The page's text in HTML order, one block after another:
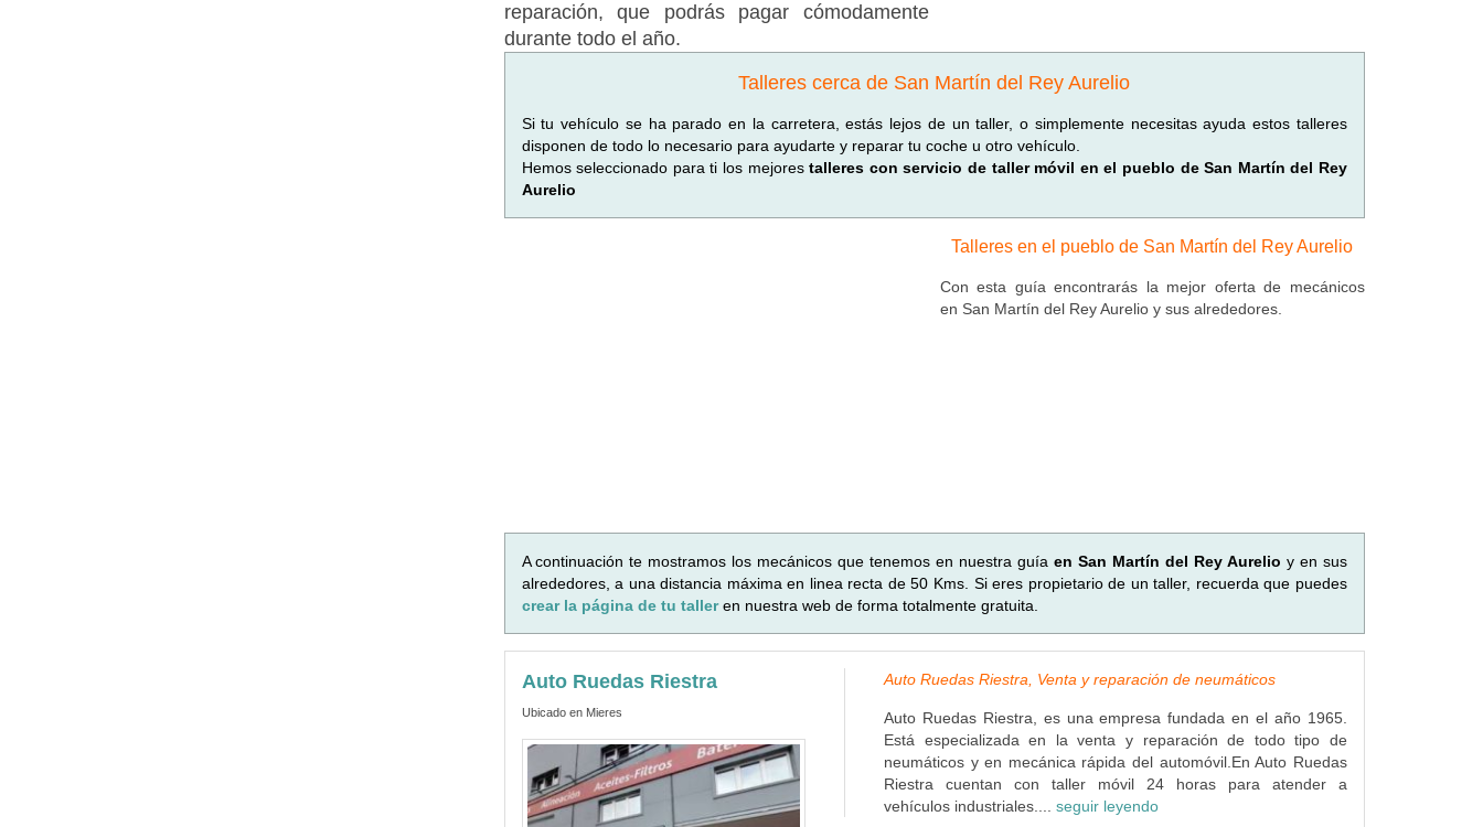
reparación, que podrás pagar cómodamente
durante todo el año.
Talleres cerca de San Martín del Rey Aurelio
Si tu vehículo se ha parado en la carretera, estás lejos de un taller, o simplemente necesitas ayuda estos talleres
disponen de todo lo necesario para ayudarte y reparar tu coche u otro vehículo.
Hemos seleccionado para ti los mejorestalleres con servicio de taller móvil en el pueblo de San Martín del Rey
Aurelio
Talleres en el pueblo de San Martín del Rey Aurelio
Con esta guía encontrarás la mejor oferta de mecánicos
en San Martín del Rey Aurelio y sus alrededores.
A continuación te mostramos los mecánicos que tenemos en nuestra guíaen San Martín del Rey Aurelio y en sus
alrededores, a una distancia máxima en linea recta de 50 Kms. Si eres propietario de un taller, recuerda que puedes
crear la página de tu talleren nuestra web de forma totalmente gratuita.
Auto Ruedas Riestra
Ubicado en Mieres
Auto Ruedas Riestra, Venta y reparación de neumáticos
Auto Ruedas Riestra, es una empresa fundada en el año 1965.
Está especializada en la venta y reparación de todo tipo de
neumáticos y en mecánica rápida del automóvil.En Auto Ruedas
Riestra cuentan con taller móvil 24 horas para atender a
vehículos industriales.... seguir leyendo